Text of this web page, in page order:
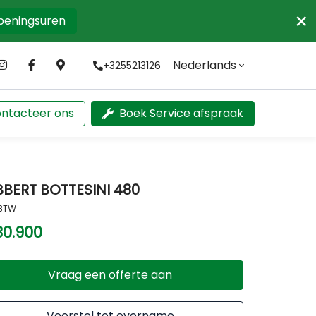
×
+3255213126 Nederlands
ons Boek Service afspraak
BOTTESINI 480
Vraag een offerte aan